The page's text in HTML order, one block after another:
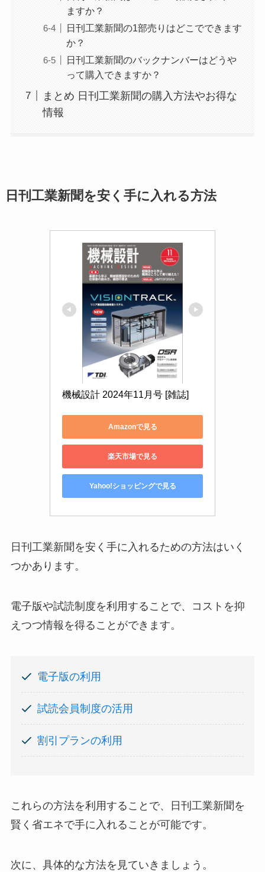
ますか？
日刊工業新聞の1部売りはどこでできます
か？
日刊工業新聞のバックナンバーはどうや
って購入できますか？
まとめ 日刊工業新聞の購入方法やお得な
情報
日刊工業新聞を安く手に入れる方法
機械設計 2024年11月号 [雑誌]
Amazonで見る
楽天市場で見る
Yahoo!ショッピングで見る
日刊工業新聞を安く手に入れるための方法はいく
つかあります。
電子版や試読制度を利用することで、コストを抑
えつつ情報を得ることができます。
電子版の利用
試読会員制度の活用
割引プランの利用
これらの方法を利用することで、日刊工業新聞を
賢く省エネで手に入れることが可能です。
次に、具体的な方法を見ていきましょう。